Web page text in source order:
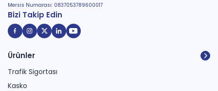
Mersis Numarası: 0837053789600017
Bizi Takip Edin
Ürünler
Trafik Sigortası
Kasko